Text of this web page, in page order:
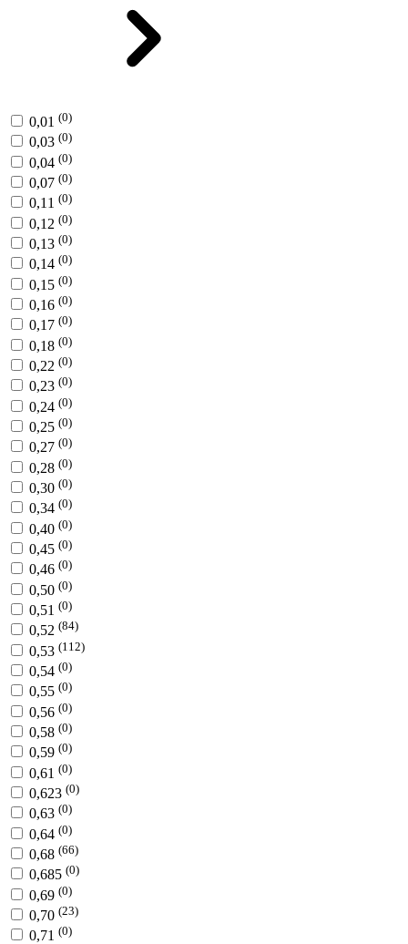
0,01 (0)
0,03 (0)
0,04 (0)
0,07 (0)
0,11 (0)
0,12 (0)
0,13 (0)
0,14 (0)
0,15 (0)
0,16 (0)
0,17 (0)
0,18 (0)
0,22 (0)
0,23 (0)
0,24 (0)
0,25 (0)
0,27 (0)
0,28 (0)
0,30 (0)
0,34 (0)
0,40 (0)
0,45 (0)
0,46 (0)
0,50 (0)
0,51 (0)
0,52 (84)
0,53 (112)
0,54 (0)
0,55 (0)
0,56 (0)
0,58 (0)
0,59 (0)
0,61 (0)
0,623 (0)
0,63 (0)
0,64 (0)
0,68 (66)
0,685 (0)
0,69 (0)
0,70 (23)
0,71 (0)